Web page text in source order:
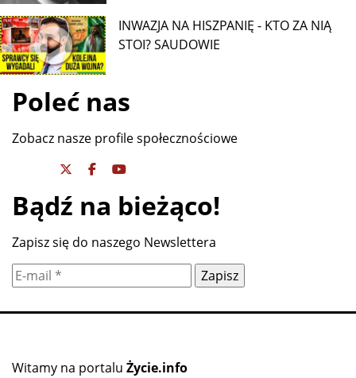
INWAZJA NA HISZPANIĘ - KTO ZA NIĄ
STOI? SAUDOWIE
Poleć nas
Zobacz nasze profile społecznościowe
Bądź na bieżąco!
Zapisz się do naszego Newslettera
Witamy na portalu Życie.info